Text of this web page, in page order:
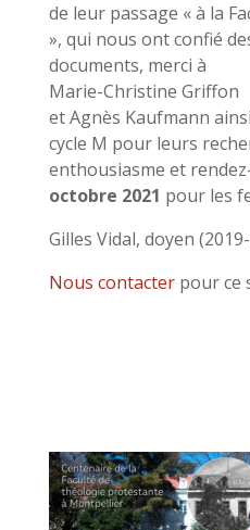
de leur passage « à la
», qui nous ont confié
documents, merci à
Marie-Christine Griffon
et Agnès Kaufmann
cycle M pour leurs
enthousiasme et
octobre 2021 pour les
Gilles Vidal, doyen
Nous contacter pour ce